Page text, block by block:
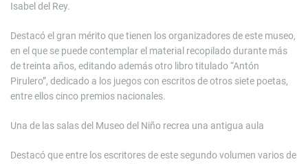
Isabel del Rey.
Destacó el gran mérito que tienen los organizadores de este museo,
en el que se puede contemplar el material recopilado durante más
de treinta años, editando además otro libro titulado “Antón
Pirulero”, dedicado a los juegos con escritos de otros siete poetas,
entre ellos cinco premios nacionales.
Una de las salas del Museo del Niño recrea una antigua aula
Destacó que entre los escritores de este segundo volumen varios de